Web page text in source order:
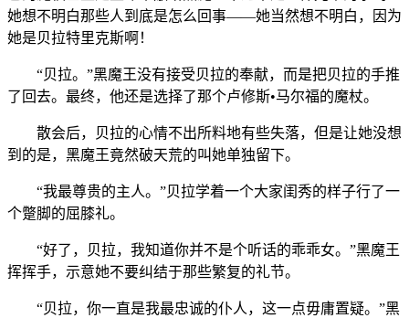
她想不明白那些人到底是怎么回事——她当然想不明白，因为
她是贝拉特里克斯啊！
“贝拉。”黑魔王没有接受贝拉的奉献，而是把贝拉的手推
了回去。最终，他还是选择了那个卢修斯•马尔福的魔杖。
散会后，贝拉的心情不出所料地有些失落，但是让她没想
到的是，黑魔王竟然破天荒的叫她单独留下。
“我最尊贵的主人。”贝拉学着一个大家闺秀的样子行了一
个蹩脚的屈膝礼。
“好了，贝拉，我知道你并不是个听话的乖乖女。”黑魔王
挥挥手，示意她不要纠结于那些繁复的礼节。
“贝拉，你一直是我最忠诚的仆人，这一点毋庸置疑。”黑